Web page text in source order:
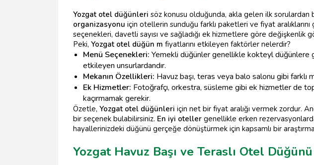
Yozgat otel düğünleri söz konusu olduğunda, akla gelen ilk
organizasyonu için otellerin sunduğu farklı paketleri ve fiyat
seçenekleri, davetli sayısı ve sağladığı ek hizmetlere göre değişkenlik
Peki, Yozgat otel düğün m fiyatlarını etkileyen faktörler nelerdir?
Menü Seçenekleri: Yemekli düğünler genellikle kokteyl düğünlere
etkileyen unsurlardandır.
Mekanın Özellikleri: Havuz başı, teras veya balo salonu gibi farklı
Ek Hizmetler: Fotoğrafçı, orkestra, süsleme gibi ek hizmetler de
kaçırmamak gerekir.
Özetle, Yozgat otel düğünleri için net bir fiyat aralığı vermek zordur.
bir seçenek bulabilirsiniz. En iyi oteller genellikle erken
hayallerinizdeki düğünü gerçeğe dönüştürmek için kapsamlı bir
Yozgat Havuz Başı ve Teraslı Otel